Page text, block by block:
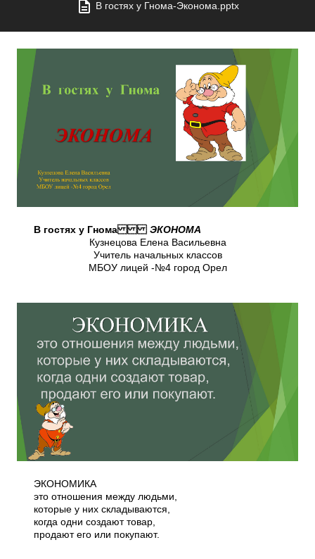
В гостях у Гнома-Эконома.pptx
В гостях у Гнома ЭКОНОМА
Кузнецова Елена Васильевна
Учитель начальных классов
МБОУ лицей -№4 город Орел
ЭКОНОМИКА
это отношения между людьми,
которые у них складываются,
когда одни создают товар,
продают его или покупают.